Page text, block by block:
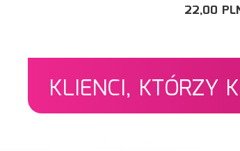
22,00
KLIENCI, KTÓRZY